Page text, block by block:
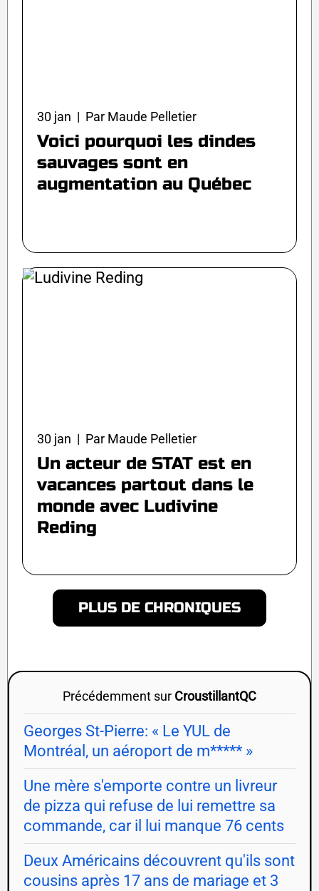
30 jan | Par Maude Pelletier
Voici pourquoi les dindes
sauvages sont en
augmentation au Québec
30 jan | Par Maude Pelletier
Un acteur de STAT est en
vacances partout dans le
monde avec Ludivine
Reding
PLUS DE CHRONIQUES
Précédemment sur CroustillantQC
Georges St-Pierre: « Le YUL de
Montréal, un aéroport de m***** »
Une mère s'emporte contre un livreur
de pizza qui refuse de lui remettre sa
commande, car il lui manque 76 cents
Deux Américains découvrent qu'ils sont
cousins après 17 ans de mariage et 3